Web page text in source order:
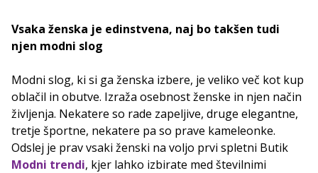
Vsaka ženska je edinstvena, naj bo takšen tudi
njen modni slog
Modni slog, ki si ga ženska izbere, je veliko več kot kup
oblačil in obutve. Izraža osebnost ženske in njen način
življenja. Nekatere so rade zapeljive, druge elegantne,
tretje športne, nekatere pa so prave kameleonke.
Odslej je prav vsaki ženski na voljo prvi spletni Butik
Modni trendi, kjer lahko izbirate med številnimi